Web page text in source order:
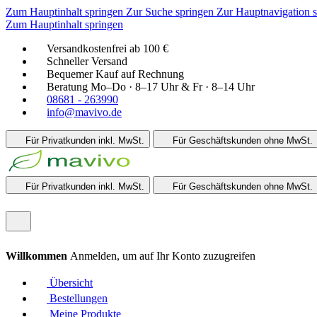
Zum Hauptinhalt springen Zur Suche springen Zur Hauptnavigation
Zum Hauptinhalt springen
Versandkostenfrei ab 100 €
Schneller Versand
Bequemer Kauf auf Rechnung
Beratung Mo–Do · 8–17 Uhr & Fr · 8–14 Uhr
08681 - 263990
info@mavivo.de
Für Privatkunden inkl. MwSt. Für Geschäftskunden ohne MwSt.
Für Privatkunden inkl. MwSt. Für Geschäftskunden ohne MwSt.
Willkommen Anmelden, um auf Ihr Konto zuzugreifen
Übersicht
Bestellungen
Meine Produkte